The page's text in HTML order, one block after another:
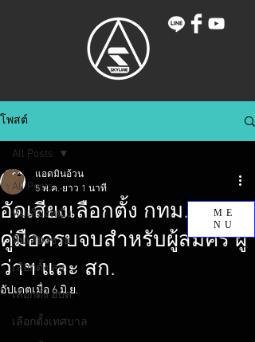
ME
NU
โพสต์
All Posts
ทีมเสียงหญิง
ทีมเสียงชาย
เลือกตั้ง สส.
เลือกตั้ง อบต.
เลือกตั้งเทศบาล
All Posts
อัดเสียงเลือกตั้ง กทม. 2569:
คู่มือครบจบสำหรับผู้สมัคร ผู้
ว่าฯ และ สก.
แอดมินอ้วน
5 พ.ค. ยาว 1 นาที
อัปเดตเมื่อ6 มิ.ย.